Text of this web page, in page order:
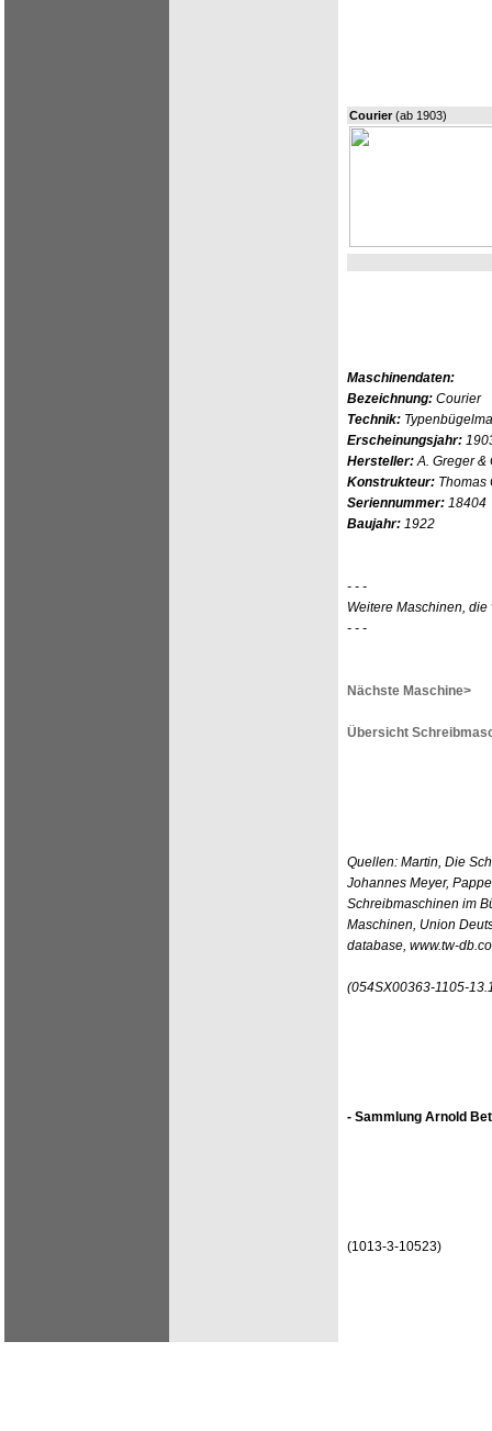
Courier(ab 1903)
Maschinendaten:
Bezeichnung: Courier
Technik:
Erscheinungsjahr:
Hersteller:A. Greger &
Konstrukteur: Thomas
Seriennummer: 18404
Baujahr: 1922
- - -
Weitere Maschinen,
- - -
Nächste Maschine>
Übersicht
Quellen: Martin, Die
Johannes Meyer,
Schreibmaschinen im
Maschinen, Union
database, www.tw-
(054SX00363-1105-
- Sammlung Arnold
(1013-3-10523)